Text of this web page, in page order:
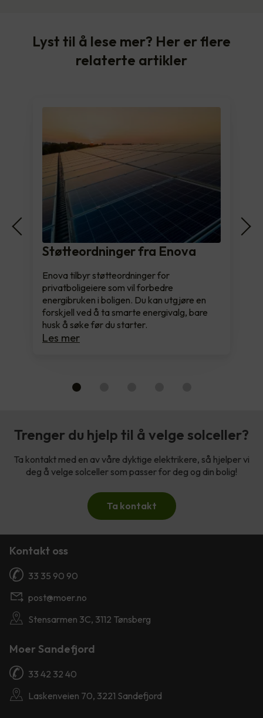
Lyst til å lese mer? Her er flere
relaterte artikler
Støtteordninger fra Enova
Enova tilbyr støtteordninger for
privatboligeiere som vil forbedre
energibruken i boligen. Du kan utgjøre en
forskjell ved å ta smarte energivalg, bare
husk å søke før du starter.
Les mer
Trenger du hjelp til å velge solceller?
Ta kontakt med en av våre dyktige elektrikere, så hjelper vi
deg å velge solceller som passer for deg og din bolig!
Ta kontakt
Kontakt oss
33 35 90 90
post@moer.no
Stensarmen 3C, 3112 Tønsberg
Moer Sandefjord
33 42 32 40
Laskenveien 70, 3221 Sandefjord